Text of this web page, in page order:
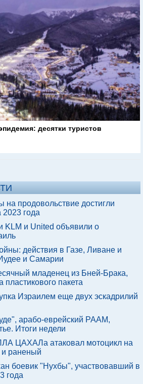
десятки туристов
продовольствие достигли
2023 года
KLM и United объявили о
действия в Газе, Ливане и
и Самарии
младенец из Бней-Брака,
пластикового пакета
Израилем еще двух эскадрилий
арабо-еврейский РААМ,
Итоги недели
ЦАХАЛа атаковал мотоцикл на
и раненый
боевик "Нухбы", участвовавший в
года